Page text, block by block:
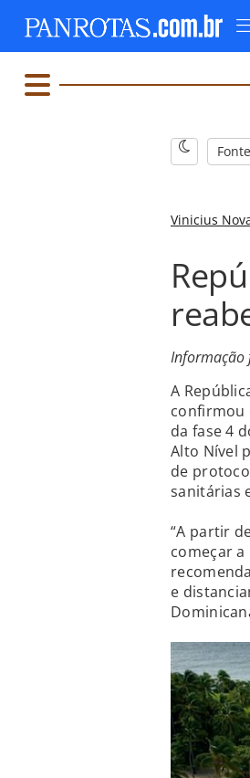
Fonte
Vinicius
Informação
A
confirmou
da fase 4
Alto Nível
de
sanitárias
“A partir
começar
e